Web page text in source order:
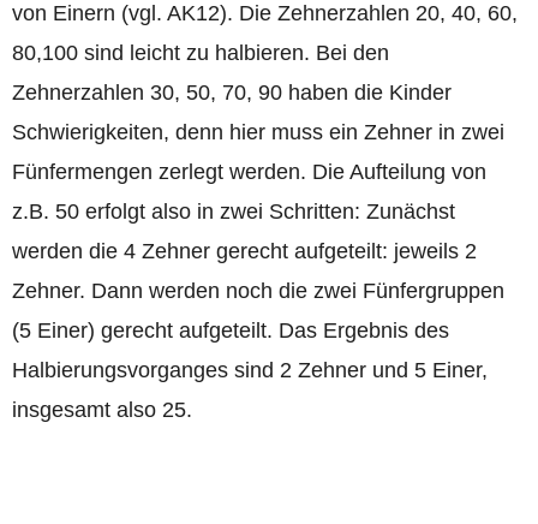
von Einern (vgl. AK12). Die Zehnerzahlen 20, 40, 60,
80,100 sind leicht zu halbieren. Bei den
Zehnerzahlen 30, 50, 70, 90 haben die Kinder
Schwierigkeiten, denn hier muss ein Zehner in zwei
Fünfermengen zerlegt werden. Die Aufteilung von
z.B. 50 erfolgt also in zwei Schritten: Zunächst
werden die 4 Zehner gerecht aufgeteilt: jeweils 2
Zehner. Dann werden noch die zwei Fünfergruppen
(5 Einer) gerecht aufgeteilt. Das Ergebnis des
Halbierungsvorganges sind 2 Zehner und 5 Einer,
insgesamt also 25.